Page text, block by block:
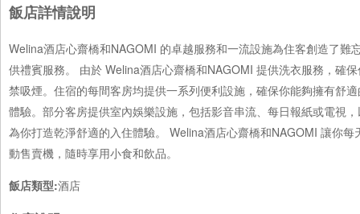
飯店詳情說明
Welina酒店心齋橋和NAGOMI 的卓越服務和一流設施為住客創造了
供禮賓服務。 由於 Welina酒店心齋橋和NAGOMI 提供洗衣服務，確
禁吸煙。住宿的每間客房均提供一系列便利設施，確保你能夠擁有舒
體驗。部分客房提供室內娛樂設施，包括影音串流、每日報紙或電視
為你打造乾淨舒適的入住體驗。 Welina酒店心齋橋和NAGOMI 讓你
動售賣機，隨時享用小食和飲品。
飯店類型:酒店